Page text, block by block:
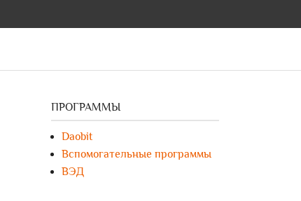
ПРОГРАММЫ
Daobit
Вспомогательные программы
ВЭД